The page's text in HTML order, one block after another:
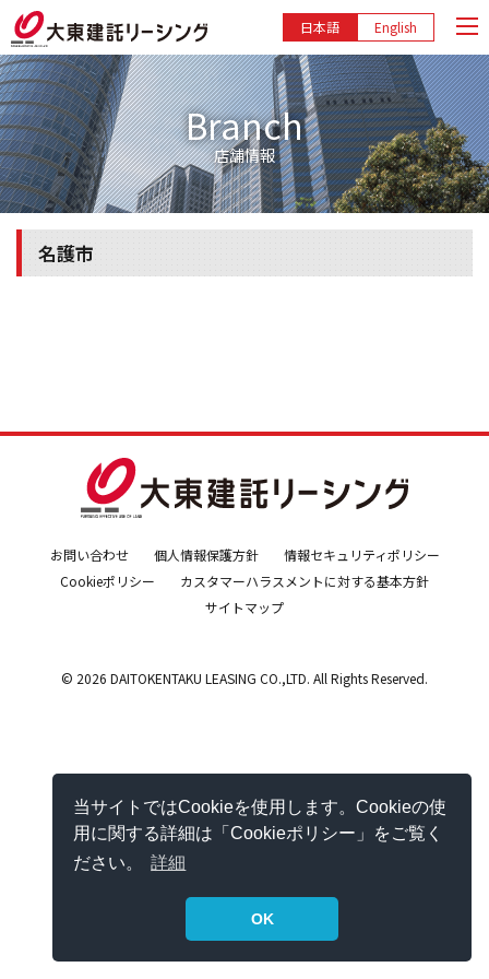
当サイトではCookieを使用します。Cookieの使
用に関する詳細は「Cookieポリシー」をご覧く
ださい。
詳細
OK
English
日本語
Branch
店舗情報
名護市
お問い合わせ 個人情報保護方針
情報セキュリティポリシー
Cookieポリシー
カスタマーハラスメントに対する基本方針
サイトマップ
© 2026 DAITOKENTAKU LEASING CO.,LTD. All Rights Reserved.